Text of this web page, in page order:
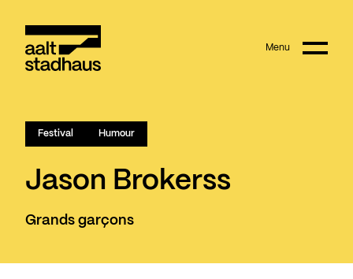
Main content Menu
Festival Humour
Jason Brokerss
Grands garçons